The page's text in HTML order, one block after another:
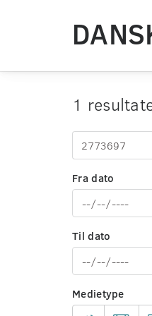
1
Fra dato
Til dato
Medietype